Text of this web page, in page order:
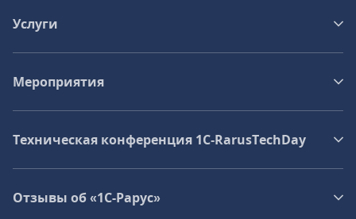
Услуги
Мероприятия
Техническая конференция 1C‑RarusTechDay
Отзывы об «1С-Рарус»